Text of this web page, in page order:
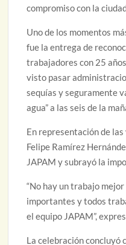
compromiso con la
Uno de los momentos
fue la entrega de
trabajadores con 25
visto pasar
sequías y seguramente
agua” a las seis de la
En representación de
Felipe Ramírez
JAPAM y subrayó la
“No hay un trabajo
importantes y todos
el equipo JAPAM”,
La celebración concluyó